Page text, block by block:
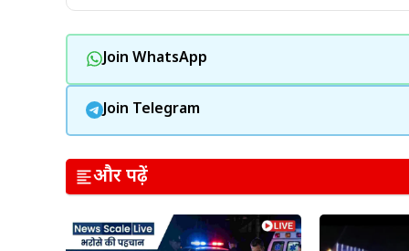
Join WhatsApp
Join Telegram
और पढ़ें